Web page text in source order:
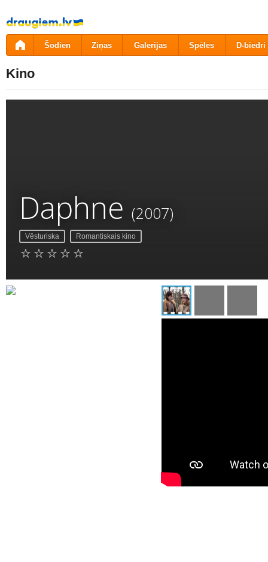
Pāriet
uz
saturu
Šodien Ziņas Galerijas Spēles D-biedri
Kino
Daphne (2007)
Vēsturiska Romantiskais kino